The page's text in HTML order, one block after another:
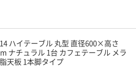
ハイテーブル 丸型 直径600×高さ
ナチュラル 1台 カフェテーブル メラ
天板 1本脚タイプ